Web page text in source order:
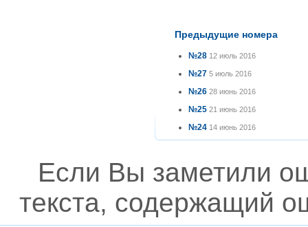
Предыдущие номера
№28 12 июль 2016
№27 5 июль 2016
№26 28 июнь 2016
№25 21 июнь 2016
№24 14 июнь 2016
Если Вы заметили
текста, содержащий